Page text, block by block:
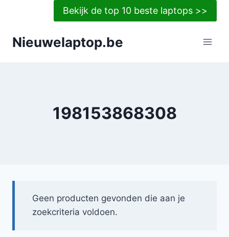
Bekijk de top 10 beste laptops >>
Nieuwelaptop.be
198153868308
Geen producten gevonden die aan je
zoekcriteria voldoen.